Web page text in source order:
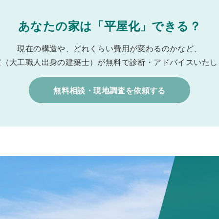
あなたの家は「平屋化」できる？
現在の構造や、どれくらい費用が変わるのかなど、
大工職人出身の建築士）が無料で診断・アドバイスいた
無料相談・現地調査を依頼する